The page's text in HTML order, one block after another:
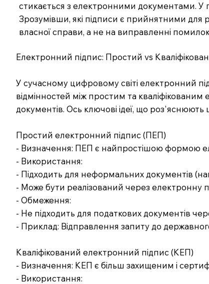
стикається з електронними документами. У
Зрозумівши, які підписи є прийнятними для
власної справи, а не на виправленні
Електронний підпис: Простий vs
У сучасному цифровому світі електронний
відмінностей між простим та
документів. Ось ключові ідеї, що роз'яснюють
Простий електронний підпис (ПЕП)
- Визначення: ПЕП є найпростішою формою
- Використання:
- Підходить для неформальних документів
- Може бути реалізований через електронну
- Обмеження:
- Не підходить для податкових документів
- Приклад: Відправлення запиту до
Кваліфікований електронний підпис (КЕП)
- Визначення: КЕП є більш захищеним і
- Використання: